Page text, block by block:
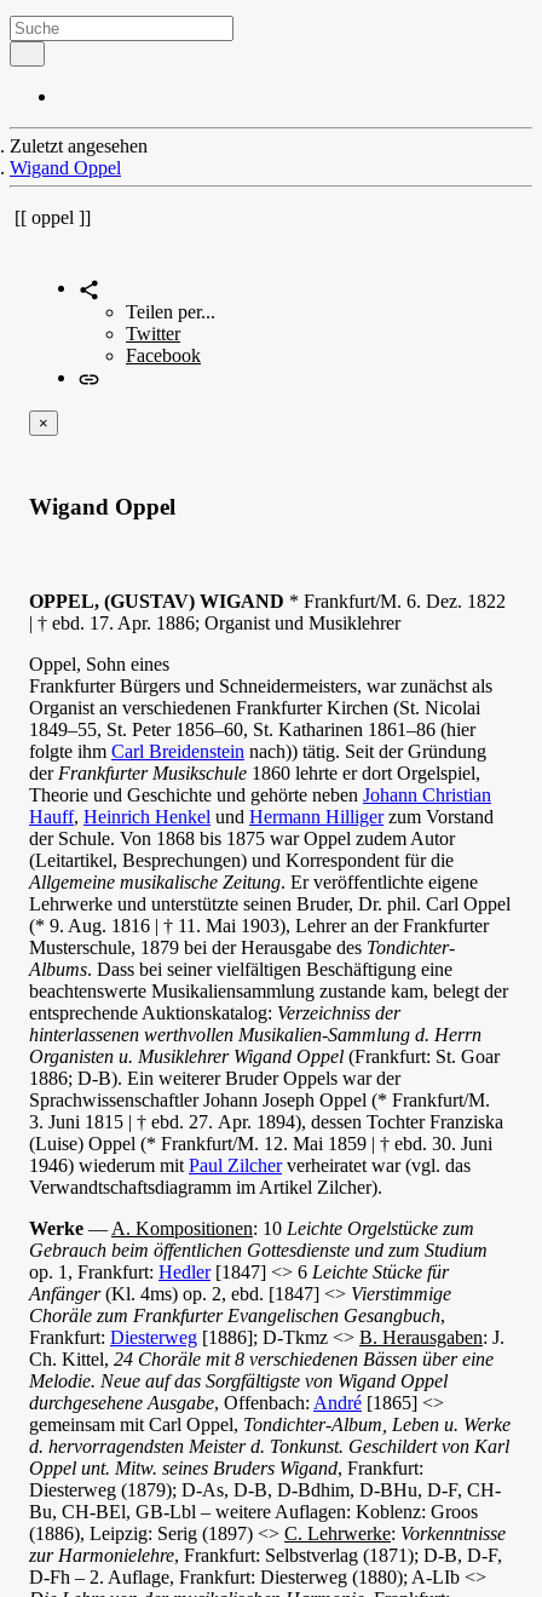
Zuletzt angesehen
Wigand Oppel
oppel
Teilen per...
Twitter
Facebook
×
Wigand Oppel
OPPEL, (GUSTAV) WIGAND * Frankfurt/M. 6. Dez. 1822
| † ebd. 17. Apr. 1886; Organist und Musiklehrer
Oppel, Sohn eines
Frankfurter Bürgers und Schneidermeisters, war zunächst als
Organist an verschiedenen Frankfurter Kirchen (St. Nicolai
1849–55, St. Peter 1856–60, St. Katharinen 1861–86 (hier
folgte ihm Carl Breidenstein nach)) tätig. Seit der Gründung
der Frankfurter Musikschule 1860 lehrte er dort Orgelspiel,
Theorie und Geschichte und gehörte neben Johann Christian
Hauff, Heinrich Henkel und Hermann Hilligerzum Vorstand
der Schule. Von 1868 bis 1875 war Oppel zudem Autor
(Leitartikel, Besprechungen) und Korrespondent für die
Allgemeine musikalische Zeitung. Er veröffentlichte eigene
Lehrwerke und unterstützte seinen Bruder, Dr. phil. Carl Oppel
(* 9. Aug. 1816 | † 11. Mai 1903), Lehrer an der Frankfurter
Musterschule, 1879 bei der Herausgabe des Tondichter-
Albums. Dass bei seiner vielfältigen Beschäftigung eine
beachtenswerte Musikaliensammlung zustande kam, belegt der
entsprechende Auktionskatalog: Verzeichniss der
hinterlassenen werthvollen Musikalien-Sammlung d. Herrn
Organisten u. Musiklehrer Wigand Oppel (Frankfurt: St. Goar
1886; D-B). Ein weiterer Bruder Oppels war der
Sprachwissenschaftler Johann Joseph Oppel (* Frankfurt/M.
3. Juni 1815 | † ebd. 27. Apr. 1894), dessen Tochter Franziska
(Luise) Oppel (* Frankfurt/M. 12. Mai 1859 | † ebd. 30. Juni
1946) wiederum mit Paul Zilcherverheiratet war (vgl. das
Verwandtschaftsdiagramm im Artikel Zilcher).
Werke — A. Kompositionen: 10 Leichte Orgelstücke zum
Gebrauch beim öffentlichen Gottesdienste und zum Studium
op. 1, Frankfurt: Hedler[1847] <> 6 Leichte Stücke für
Anfänger(Kl. 4ms) op. 2, ebd. [1847] <> Vierstimmige
Choräle zum Frankfurter Evangelischen Gesangbuch,
Frankfurt: Diesterweg [1886]; D-Tkmz <> B. Herausgaben: J.
Ch. Kittel, 24 Choräle mit 8 verschiedenen Bässen über eine
Melodie. Neue auf das Sorgfältigste von Wigand Oppel
durchgesehene Ausgabe, Offenbach: André [1865] <>
gemeinsam mit Carl Oppel, Tondichter-Album, Leben u. Werke
d. hervorragendsten Meister d. Tonkunst. Geschildert von Karl
Oppel unt. Mitw. seines Bruders Wigand, Frankfurt:
Diesterweg (1879); D-As, D-B, D-Bdhim, D-BHu, D-F, CH-
Bu, CH-BEl, GB-Lbl – weitere Auflagen: Koblenz: Groos
(1886), Leipzig: Serig (1897) <> C. Lehrwerke: Vorkenntnisse
zur Harmonielehre, Frankfurt: Selbstverlag (1871); D-B, D-F,
D-Fh – 2. Auflage, Frankfurt: Diesterweg (1880); A-LIb <>